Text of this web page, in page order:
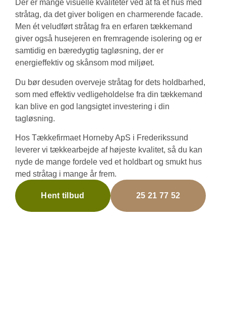
Der er mange visuelle kvaliteter ved at få et hus med
stråtag, da det giver boligen en charmerende facade.
Men ét veludført stråtag fra en erfaren tækkemand
giver også husejeren en fremragende isolering og er
samtidig en bæredygtig tagløsning, der er
energieffektiv og skånsom mod miljøet.
Du bør desuden overveje stråtag for dets holdbarhed,
som med effektiv vedligeholdelse fra din tækkemand
kan blive en god langsigtet investering i din
tagløsning.
Hos Tækkefirmaet Horneby ApS i Frederikssund
leverer vi tækkearbejde af højeste kvalitet, så du kan
nyde de mange fordele ved et holdbart og smukt hus
med stråtag i mange år frem.
Hent tilbud 25 21 77 52